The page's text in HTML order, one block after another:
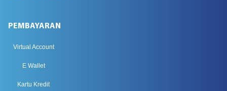
PEMBAYARAN
Virtual Account
E Wallet
Kartu Kredit